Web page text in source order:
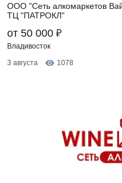
ООО "Сеть алкомаркетов
ТЦ "ПАТРОКЛ"
от 50 000 ₽
Владивосток
3 августа
1078